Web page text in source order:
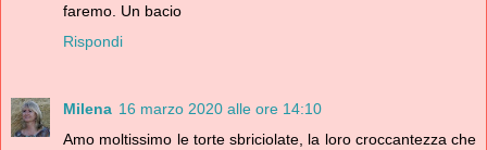
faremo. Un bacio
Rispondi
Milena 16 marzo 2020 alle ore 14:10
Amo moltissimo le torte sbriciolate, la loro croccantezza che